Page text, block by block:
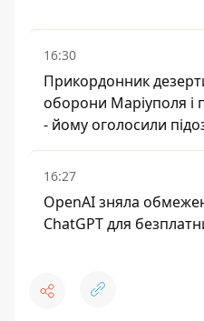
16:30
Прикордонник
оборони Маріуполя і
- йому оголосили
16:27
OpenAI зняла
ChatGPT для